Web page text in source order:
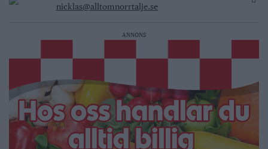
nicklas@alltomnorrtalje.se
ANNONS